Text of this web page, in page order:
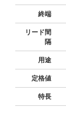
終端
リード間
隔
用途
定格値
特長